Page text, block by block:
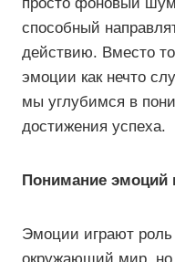
способный
действию. Вместо
эмоции как нечто
мы углубимся в
достижения успеха.
Понимание эмоций
Эмоции играют роль